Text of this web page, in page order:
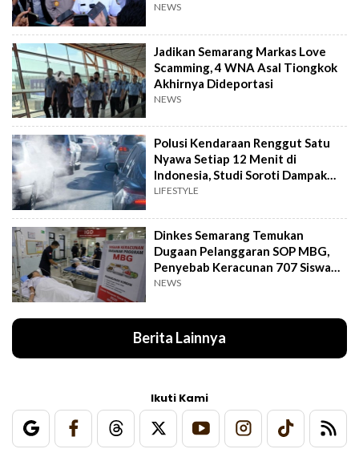
NEWS
Jadikan Semarang Markas Love
Scamming, 4 WNA Asal Tiongkok
Akhirnya Dideportasi
NEWS
Polusi Kendaraan Renggut Satu
Nyawa Setiap 12 Menit di
Indonesia, Studi Soroti Dampak
Seriusnya
LIFESTYLE
Dinkes Semarang Temukan
Dugaan Pelanggaran SOP MBG,
Penyebab Keracunan 707 Siswa
Masih Diteliti
NEWS
Berita Lainnya
Ikuti Kami